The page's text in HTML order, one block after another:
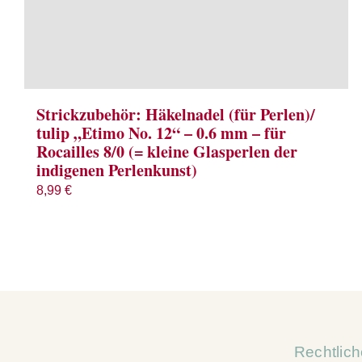
Strickzubehör: Häkelnadel (für Perlen)/
tulip „Etimo No. 12“ – 0.6 mm – für
Rocailles 8/0 (= kleine Glasperlen der
indigenen Perlenkunst)
8,99 €